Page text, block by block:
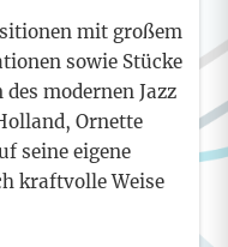
mit großem
sowie Stücke
modernen Jazz
Ornette
seine eigene
kraftvolle Weise